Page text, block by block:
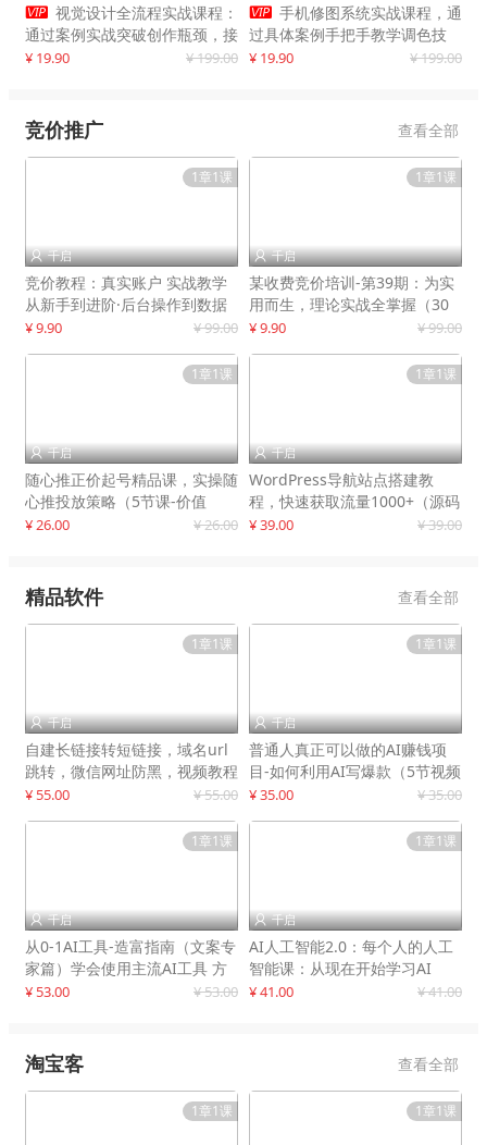
 视觉设计全流程实战课程：
通过案例实战突破创作瓶颈，接
单月入20000+
¥ 19.90 ¥ 199.00
 手机修图系统实战课程，通
过具体案例手把手教学调色技
巧，实现副业变现
¥ 19.90 ¥ 199.00
竞价推广 查看全部
1章1课
 千启
竞价教程：真实账户 实战教学
从新手到进阶·后台操作到数据
优化
¥ 9.90 ¥ 99.00
1章1课
 千启
某收费竞价培训-第39期：为实
用而生，理论实战全掌握（30
节课）
¥ 9.90 ¥ 99.00
1章1课
 千启
随心推正价起号精品课，实操随
心推投放策略（5节课-价值
298）
¥ 26.00 ¥ 26.00
1章1课
 千启
WordPress导航站点搭建教
程，快速获取流量1000+（源码
+教程）
¥ 39.00 ¥ 39.00
精品软件 查看全部
1章1课
 千启
自建长链接转短链接，域名url
跳转，微信网址防黑，视频教程
手把手教你
¥ 55.00 ¥ 55.00
1章1课
 千启
普通人真正可以做的AI赚钱项
目-如何利用AI写爆款（5节视频
课）
¥ 35.00 ¥ 35.00
1章1课
 千启
从0-1AI工具-造富指南（文案专
家篇）学会使用主流AI工具 方
法和心法的融合
¥ 53.00 ¥ 53.00
1章1课
 千启
AI人工智能2.0：每个人的人工
智能课：从现在开始学习AI
¥ 41.00 ¥ 41.00
淘宝客 查看全部
1章1课 1章1课